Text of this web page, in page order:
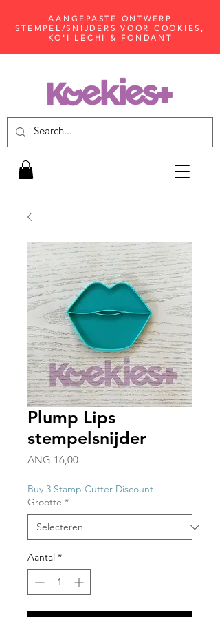
AANGEPASTE ONTWERP
STEMPEL/SNIJDERS VOOR COOKIES,
KO'I LECHI & FONDANT
Plump Lips
stempelsnijder
ANG 16,00Prijs
Buy 3 Stamp Cutter Discount
Grootte *
Aantal *